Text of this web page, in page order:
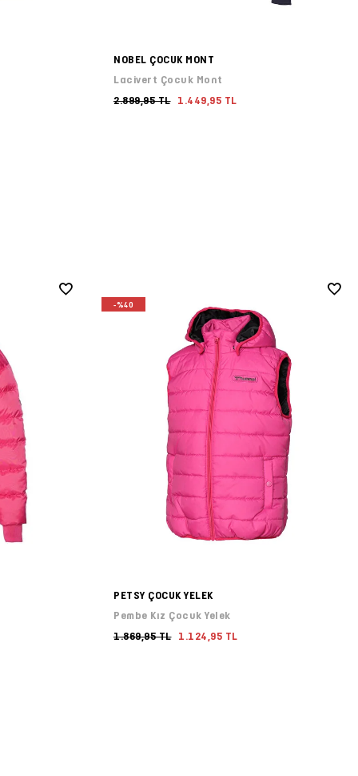
NOBEL ÇOCUK MONT
Lacivert Çocuk Mont
2.899,95 TL
1.449,95 TL
-%40
PETSY ÇOCUK YELEK
Pembe Kız Çocuk Yelek
1.869,95 TL
1.124,95 TL